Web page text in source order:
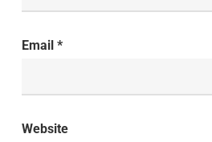
Email *
Website